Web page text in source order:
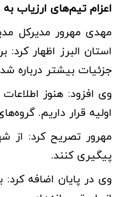
اعزام تیم‌های ارزیاب
استان البرز‌ اظهار
جزئیات بیشتر
وی افزود: هنوز
اولیه قرار داریم.
مهرور تصریح کرد: از
پیگیری کنند.
وی در پایان اضافه